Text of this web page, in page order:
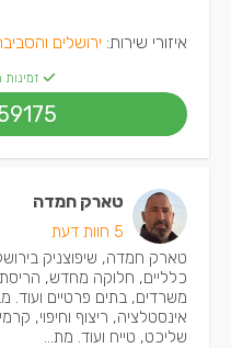
איזורי שירות: ירושלים
טארק חמדה
5 חוות דעת
טארק חמדה, שיפוצניק
כלליים, חלוקה מחדש, הריסת
משרדים, בתים פרטיים
אינסטלציה, ריצוף וחיפוי,
שליכט, טייח ועוד. מת...